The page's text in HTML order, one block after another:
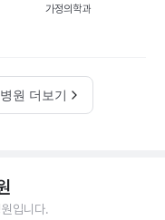
가정의학과
원 더보기
입니다.